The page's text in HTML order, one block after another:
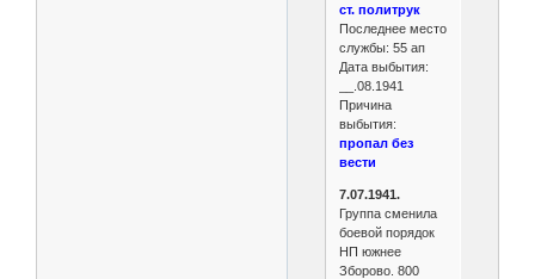
ст. политрук
Последнее место
службы: 55 ап
Дата выбытия:
__.08.1941
Причина
выбытия:
пропал без
вести
7.07.1941.
Группа сменила
боевой порядок
НП южнее
Зборово. 800